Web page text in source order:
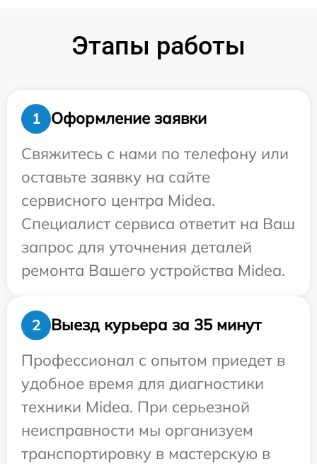
Этапы работы
1
Оформление заявки
Свяжитесь с нами по телефону или
оставьте заявку на сайте
сервисного центра Midea.
Специалист сервиса ответит на Ваш
запрос для уточнения деталей
ремонта Вашего устройства Midea.
2
Выезд курьера за 35 минут
Профессионал с опытом приедет в
удобное время для диагностики
техники Midea. При серьезной
неисправности мы организуем
транспортировку в мастерскую в